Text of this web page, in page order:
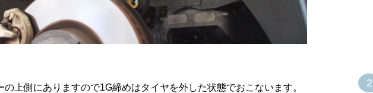
上側にありますので1G締めはタイヤを外した状態でおこないます。
2